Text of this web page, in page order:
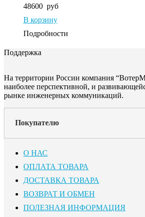
48600 руб
В корзину
Подробности
Поддержка
На территории России компания
наиболее перспективной, и
рынке инженерных коммуникаций.
Покупателю
О НАС
ОПЛАТА ТОВАРА
ДОСТАВКА ТОВАРА
ВОЗВРАТ И ОБМЕН
ПОЛЕЗНАЯ ИНФОРМАЦИЯ